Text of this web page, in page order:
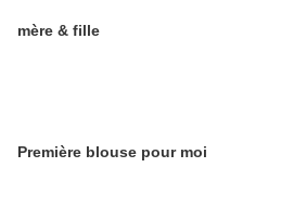
mère & fille
Première blouse pour moi